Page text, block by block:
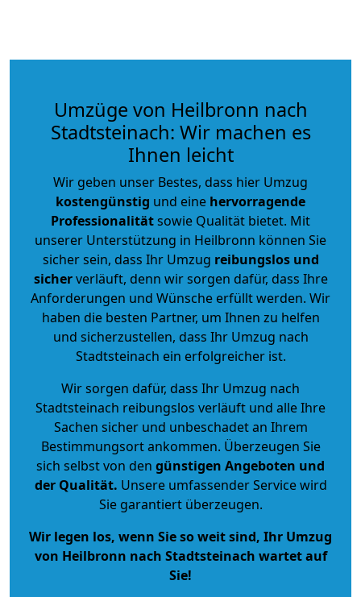
Umzüge von Heilbronn nach
Stadtsteinach: Wir machen es
Ihnen leicht
Wir geben unser Bestes, dass hier Umzug
kostengünstig und eine hervorragende
Professionalitätsowie Qualität bietet. Mit
unserer Unterstützung in Heilbronn können Sie
sicher sein, dass Ihr Umzug reibungslos und
sicherverläuft, denn wir sorgen dafür, dass Ihre
Anforderungen und Wünsche erfüllt werden. Wir
haben die besten Partner, um Ihnen zu helfen
und sicherzustellen, dass Ihr Umzug nach
Stadtsteinach ein erfolgreicher ist.
Wir sorgen dafür, dass Ihr Umzug nach
Stadtsteinach reibungslos verläuft und alle Ihre
Sachen sicher und unbeschadet an Ihrem
Bestimmungsort ankommen. Überzeugen Sie
sich selbst von den günstigen Angeboten und
der Qualität. Unsere umfassender Service wird
Sie garantiert überzeugen.
Wir legen los, wenn Sie so weit sind, Ihr Umzug
von Heilbronn nach Stadtsteinach wartet auf
Sie!